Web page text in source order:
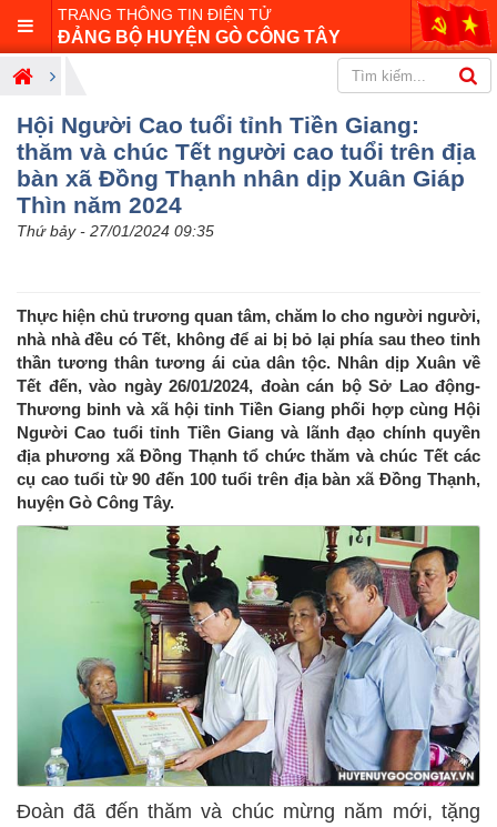
TRANG THÔNG TIN ĐIỆN TỬ
ĐẢNG BỘ HUYỆN GÒ CÔNG TÂY
Hội Người Cao tuổi tỉnh Tiền Giang:
thăm và chúc Tết người cao tuổi trên địa
bàn xã Đồng Thạnh nhân dịp Xuân Giáp
Thìn năm 2024
Thứ bảy - 27/01/2024 09:35
Thực hiện chủ trương quan tâm, chăm lo cho người người,
nhà nhà đều có Tết, không để ai bị bỏ lại phía sau theo tinh
thần tương thân tương ái của dân tộc. Nhân dịp Xuân về
Tết đến, vào ngày 26/01/2024, đoàn cán bộ Sở Lao động-
Thương binh và xã hội tỉnh Tiền Giang phối hợp cùng Hội
Người Cao tuổi tỉnh Tiền Giang và lãnh đạo chính quyền
địa phương xã Đồng Thạnh tổ chức thăm và chúc Tết các
cụ cao tuổi từ 90 đến 100 tuổi trên địa bàn xã Đồng Thạnh,
huyện Gò Công Tây.
Đoàn đã đến thăm và chúc mừng năm mới, tặng